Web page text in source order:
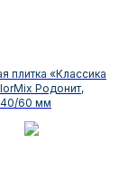
плитка «Классика
Родонит,
60 мм